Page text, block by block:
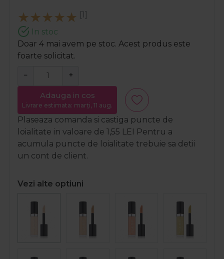
[1]
In stoc
Doar 4 mai avem pe stoc. Acest produs este
foarte solicitat.
− +
Adauga in cos
Livrare estimata: marți, 11 aug.
Plaseaza comanda si castiga puncte de
loialitate in valoare de 1,55 LEI
Pentru a
acumula puncte de loialitate trebuie sa detii
un cont de client.
Vezi alte optiuni